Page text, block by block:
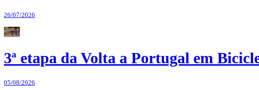
26/07/2026
3ª etapa da Volta a Portugal em
05/08/2026